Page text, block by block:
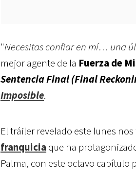
"Necesitas confiar en mí… una
mejor agente de la Fuerza de
Sentencia Final (Final
Imposible.
El tráiler revelado este lunes nos
franquicia que ha
Palma, con este octavo capítulo